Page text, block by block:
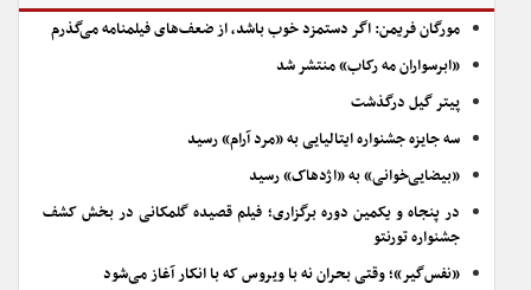
مورگان فریمن: اگر دستمزد خوب باشد، از ضعف‌های فیلمنامه می‌گذرم
«ابرسواران مه رکاب» منتشر شد
پیتر گیل درگذشت
سه جایزه جشنواره ایتالیایی به «مرد آرام» رسید
«بیضایی‌خوانی» به «اژدهاک» رسید
در پنجاه و یکمین دوره برگزاری؛ فیلم قصیده گلمکانی در بخش کشف
جشنواره تورنتو
«نفس‌گیر»؛ وقتی بحران نه با ویروس که با انکار آغاز می‌شود